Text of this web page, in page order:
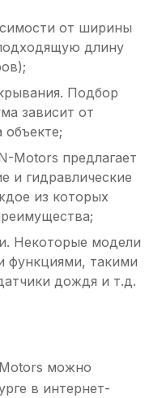
от ширины
длину
Подбор
зависит от
Motors предлагает
и гидравлические
из которых
Некоторые модели
функциями, такими
дождя и т.д.
можно
в интернет-